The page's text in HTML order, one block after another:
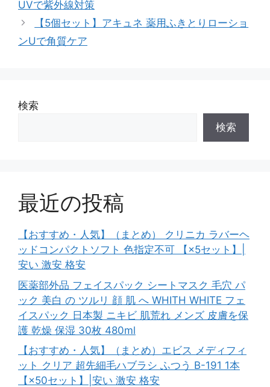
UVで紫外線対策
【5個セット】アキュネ 薬用ふきとりローショ
ンUで角質ケア
検索
検索
最近の投稿
【おすすめ・人気】（まとめ） クリニカ ラバーヘ
ッドコンパクトソフト 色指定不可 【×5セット】|
安い 激安 格安
医薬部外品 フェイスパック シートマスク 毛穴 パ
ック 美白 の ツルリ 顔 肌 へ WHITH WHITE フェ
イスパック 日本製 ニキビ 肌荒れ メンズ 皮膚を保
護 乾燥 保湿 30枚 480ml
【おすすめ・人気】（まとめ）エビス メディフィ
ット クリア 超先細毛ハブラシ ふつう B-191 1本
【×50セット】|安い 激安 格安